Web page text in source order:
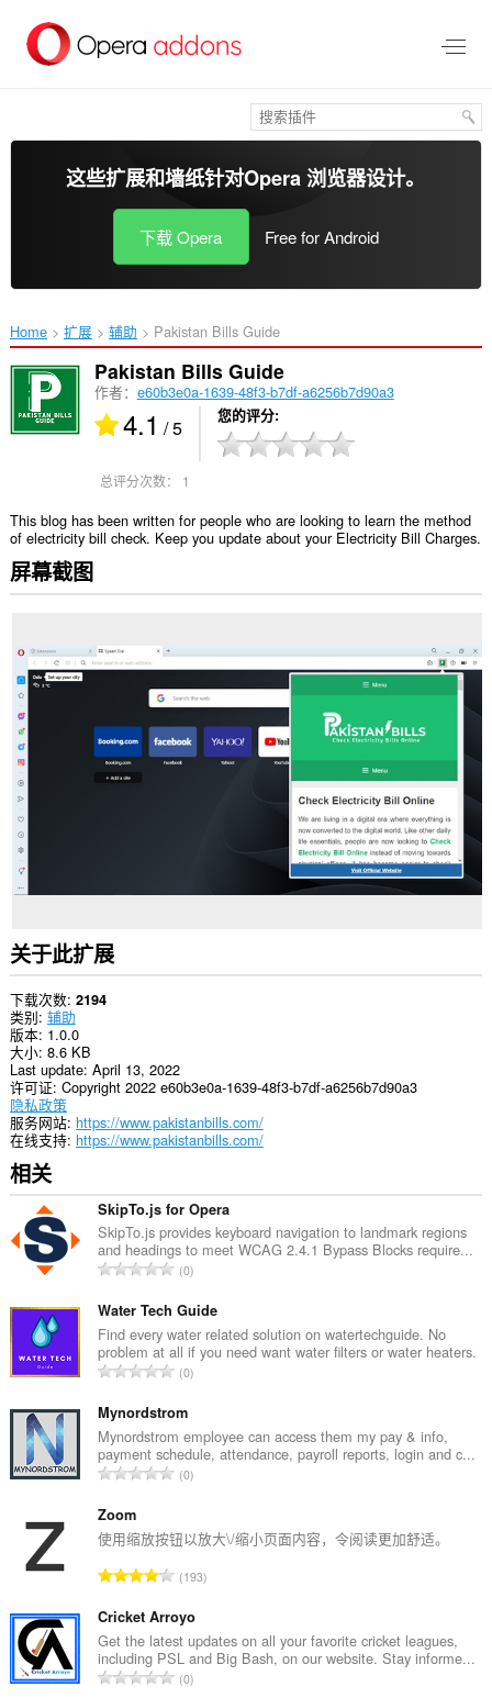
这些扩展和墙纸针对Opera 浏览器设计。
下载 Opera Free for Android
Home 扩展 辅助 Pakistan Bills Guide‎
Pakistan Bills Guide
作者： e60b3e0a-1639-48f3-b7df-a6256b7d90a3
4.1 / 5 您的评分
总评分次数： 1
This blog has been written for people who are looking to learn the method
of electricity bill check. Keep you update about your Electricity Bill Charges.
屏幕截图
关于此扩展
下载次数 2194
类别 辅助
版本 1.0.0
大小 8.6 KB
Last update April 13, 2022
许可证 Copyright 2022 e60b3e0a-1639-48f3-b7df-a6256b7d90a3
隐私政策
服务网站 https://www.pakistanbills.com/
在线支持 https://www.pakistanbills.com/
相关
SkipTo.js for Opera
SkipTo.js provides keyboard navigation to landmark regions
and headings to meet WCAG 2.4.1 Bypass Blocks require...
总
分
次
数
：
0
Water Tech Guide
Find every water related solution on watertechguide. No
problem at all if you need want water filters or water heaters.
总
分
次
数
：
0
Mynordstrom
Mynordstrom employee can access them my pay & info,
payment schedule, attendance, payroll reports, login and c...
总
次
：
0
Zoom
使用缩放按钮以放大\/缩小页面内容，令阅读更加舒适。
总
分
次
数
：
193
Cricket Arroyo
Get the latest updates on all your favorite cricket leagues,
including PSL and Big Bash, on our website. Stay informe...
总
0